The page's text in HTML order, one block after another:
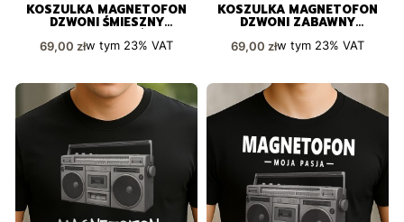
KOSZULKA MAGNETOFON
DZWONI ŚMIESZNY
Cena brutto
69,00 złw tym 23%VAT
KOSZULKA MAGNETOFON
DZWONI ZABAWNY
Cena brutto
69,00 złw tym 23% VAT